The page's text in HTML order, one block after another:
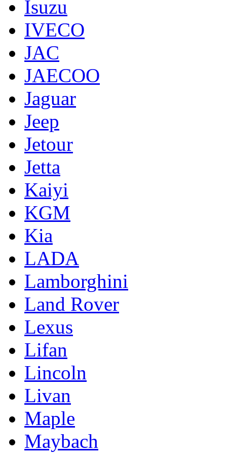
Isuzu
IVECO
JAC
JAECOO
Jaguar
Jeep
Jetour
Jetta
Kaiyi
KGM
Kia
LADA
Lamborghini
Land Rover
Lexus
Lifan
Lincoln
Livan
Maple
Maybach